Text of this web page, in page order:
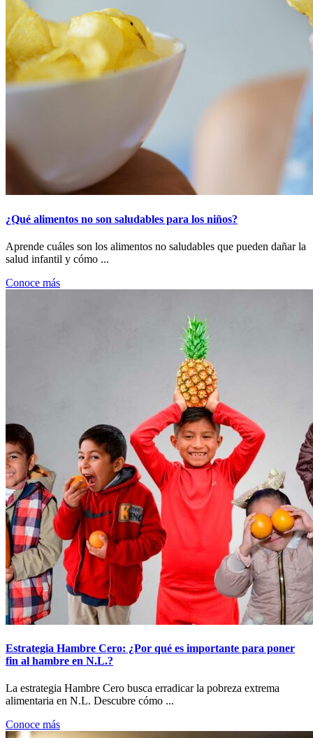
¿Qué alimentos no son saludables para los niños?
Aprende cuáles son los alimentos no saludables que pueden dañar la
salud infantil y cómo ...
Conoce más
Estrategia Hambre Cero: ¿Por qué es importante para poner
fin al hambre en N.L.?
La estrategia Hambre Cero busca erradicar la pobreza extrema
alimentaria en N.L. Descubre cómo ...
Conoce más